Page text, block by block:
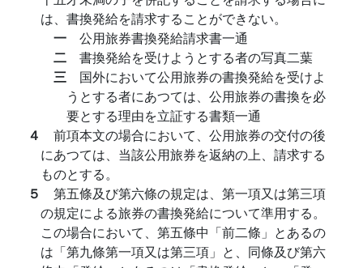
は、書換発給を請求することができない。
一 公用旅券書換発給請求書一通
二 書換発給を受けようとする者の写真二葉
三 国外において公用旅券の書換発給を受けよ
うとする者にあつては、公用旅券の書換を必
要とする理由を立証する書類一通
４ 前項本文の場合において、公用旅券の交付の後
にあつては、当該公用旅券を返納の上、請求する
ものとする。
５ 第五條及び第六條の規定は、第一項又は第三項
の規定による旅券の書換発給について準用する。
この場合において、第五條中「前二條」とあるの
は「第九條第一項又は第三項」と、同條及び第六